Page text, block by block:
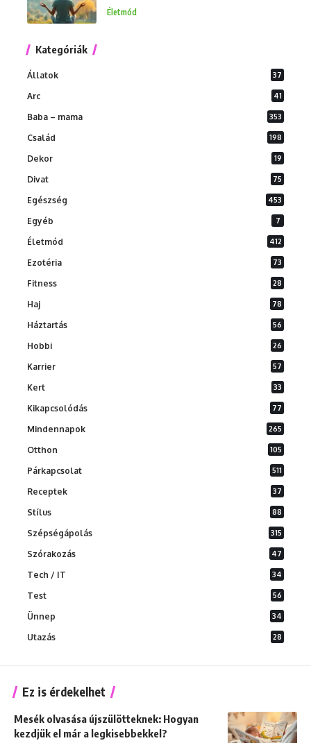
Életmód
Kategóriák
Állatok 37
Arc 41
Baba – mama 353
Család 198
Dekor 19
Divat 75
Egészség 453
Egyéb 7
Életmód 412
Ezotéria 73
Fitness 28
Haj 78
Háztartás 56
Hobbi 26
Karrier 57
Kert 33
Kikapcsolódás 77
Mindennapok 265
Otthon 105
Párkapcsolat 511
Receptek 37
Stílus 88
Szépségápolás 315
Szórakozás 47
Tech / IT 34
Test 56
Ünnep 34
Utazás 28
Ez is érdekelhet
Mesék olvasása újszülötteknek: Hogyan
kezdjük el már a legkisebbekkel?